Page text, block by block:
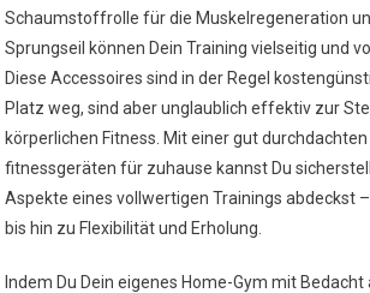
Schaumstoffrolle für die Muskelregeneration
Sprungseil können Dein Training vielseitig und
Diese Accessoires sind in der Regel
Platz weg, sind aber unglaublich effektiv zur
körperlichen Fitness. Mit einer gut
fitnessgeräten für zuhause kannst Du
Aspekte eines vollwertigen Trainings abdeckst
bis hin zu Flexibilität und Erholung.
Indem Du Dein eigenes Home-Gym mit